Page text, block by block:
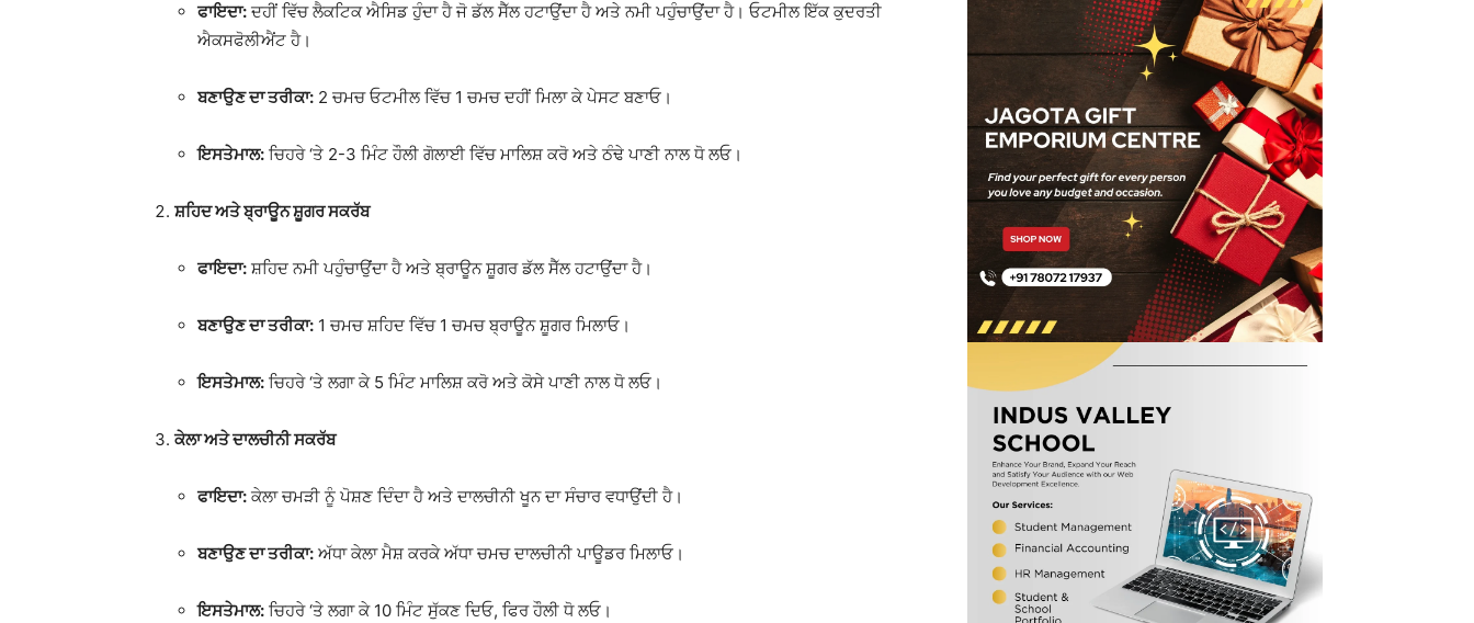
ਫਾਇਦਾ: ਦਹੀਂ ਵਿੱਚ ਲੈਕਟਿਕ ਐਸਿਡ ਹੁੰਦਾ ਹੈ ਜੋ ਡੱਲ ਸੈੱਲ ਹਟਾਉਂਦਾ ਹੈ ਅਤੇ ਨਮੀ ਪਹੁੰਚਾਉਂਦਾ ਹੈ। ਓਟਮੀਲ ਇੱਕ ਕੁਦਰਤੀ
ਐਕਸਫੋਲੀਐਂਟ ਹੈ।
ਬਣਾਉਣ ਦਾ ਤਰੀਕਾ: 2 ਚਮਚ ਓਟਮੀਲ ਵਿੱਚ 1 ਚਮਚ ਦਹੀਂ ਮਿਲਾ ਕੇ ਪੇਸਟ ਬਣਾਓ।
ਇਸਤੇਮਾਲ: ਚਿਹਰੇ ‘ਤੇ 2-3 ਮਿੰਟ ਹੌਲੀ ਗੋਲਾਈ ਵਿੱਚ ਮਾਲਿਸ਼ ਕਰੋ ਅਤੇ ਠੰਢੇ ਪਾਣੀ ਨਾਲ ਧੋ ਲਓ।
ਸ਼ਹਿਦ ਅਤੇ ਬ੍ਰਾਊਨ ਸ਼ੂਗਰ ਸਕਰੱਬ
ਫਾਇਦਾ: ਸ਼ਹਿਦ ਨਮੀ ਪਹੁੰਚਾਉਂਦਾ ਹੈ ਅਤੇ ਬ੍ਰਾਊਨ ਸ਼ੂਗਰ ਡੱਲ ਸੈੱਲ ਹਟਾਉਂਦਾ ਹੈ।
ਬਣਾਉਣ ਦਾ ਤਰੀਕਾ: 1 ਚਮਚ ਸ਼ਹਿਦ ਵਿੱਚ 1 ਚਮਚ ਬ੍ਰਾਊਨ ਸ਼ੂਗਰ ਮਿਲਾਓ।
ਇਸਤੇਮਾਲ: ਚਿਹਰੇ ‘ਤੇ ਲਗਾ ਕੇ 5 ਮਿੰਟ ਮਾਲਿਸ਼ ਕਰੋ ਅਤੇ ਕੋਸੇ ਪਾਣੀ ਨਾਲ ਧੋ ਲਓ।
ਕੇਲਾ ਅਤੇ ਦਾਲਚੀਨੀ ਸਕਰੱਬ
ਫਾਇਦਾ: ਕੇਲਾ ਚਮੜੀ ਨੂੰ ਪੋਸ਼ਣ ਦਿੰਦਾ ਹੈ ਅਤੇ ਦਾਲਚੀਨੀ ਖੂਨ ਦਾ ਸੰਚਾਰ ਵਧਾਉਂਦੀ ਹੈ।
ਬਣਾਉਣ ਦਾ ਤਰੀਕਾ: ਅੱਧਾ ਕੇਲਾ ਮੈਸ਼ ਕਰਕੇ ਅੱਧਾ ਚਮਚ ਦਾਲਚੀਨੀ ਪਾਊਡਰ ਮਿਲਾਓ।
ਇਸਤੇਮਾਲ: ਚਿਹਰੇ ‘ਤੇ ਲਗਾ ਕੇ 10 ਮਿੰਟ ਸੁੱਕਣ ਦਿਓ, ਫਿਰ ਹੌਲੀ ਧੋ ਲਓ।